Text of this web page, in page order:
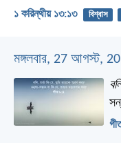
১ করিন্থীয় ১৩:১৩ বিশ্বাস
মঙ্গলবার, 27 আগস্ট,